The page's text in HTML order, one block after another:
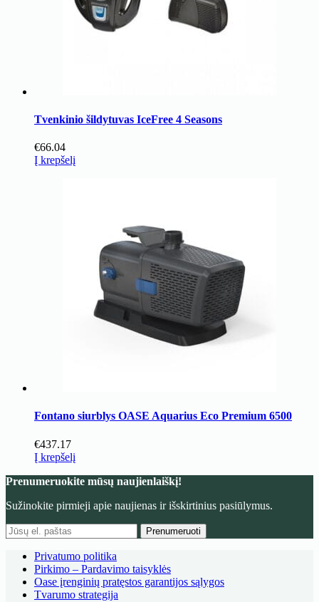
Tvenkinio šildytuvas IceFree 4 Seasons
€66.04
Į krepšelį
Fontano siurblys OASE Aquarius Eco Premium 6500
€437.17
Į krepšelį
Prenumeruokite mūsų naujienlaiškį!
Sužinokite pirmieji apie naujienas ir išskirtinius pasiūlymus.
Prenumeruoti
Privatumo politika
Pirkimo – Pardavimo taisyklės
Oase įrenginių pratęstos garantijos sąlygos
Tvarumo strategija